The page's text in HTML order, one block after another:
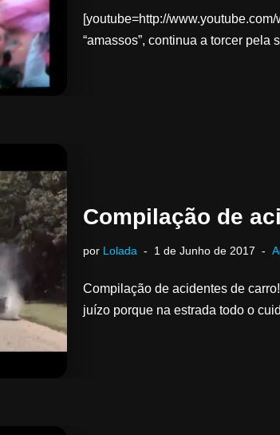
[youtube=http://
“amassos”, continua a torcer pela
Compilação de
por Lolada 1 de Junho de 2017
Compilação de acidentes de
juízo porque na estrada todo o